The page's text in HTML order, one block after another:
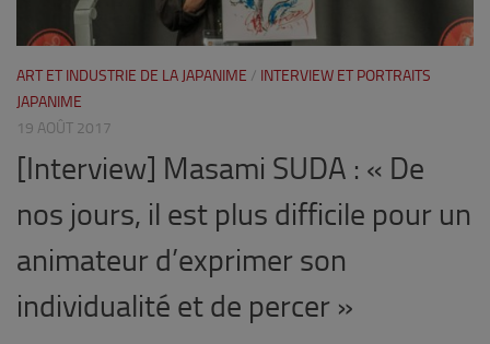
ART ET INDUSTRIE DE LA JAPANIME / INTERVIEW ET PORTRAITS
JAPANIME
19 AOÛT 2017
[Interview] Masami SUDA : « De
nos jours, il est plus difficile pour un
animateur d’exprimer son
individualité et de percer »